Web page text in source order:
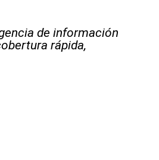
de información
rápida,